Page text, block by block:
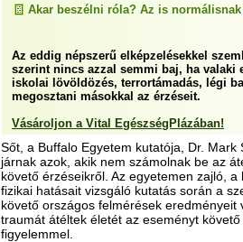
Akar beszélni róla? Az is
Az eddig népszerű elképzelésekkel
szerint nincs azzal semmi baj, ha valaki
iskolai lövöldözés, terrortámadás, légi
megosztani másokkal az érzéseit.
Vásároljon a Vital EgészségPlázában!
Sőt, a Buffalo Egyetem kutatója, Dr.
járnak azok, akik nem számolnak be az
követő érzéseikről. Az egyetemen zajló,
fizikai hatásait vizsgáló kutatás során a
követő országos felmérések eredményeit
traumát átéltek életét az eseményt
figyelemmel.